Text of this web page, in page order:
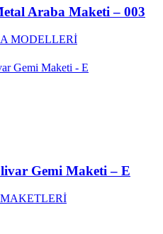
Araba Maketi – 003
MODELLERİ
Gemi Maketi – E